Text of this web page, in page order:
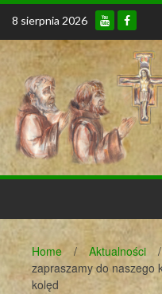
Skip
content
8 sierpnia 2026
Home / Aktualności
/
zapraszamy do naszego
kolęd